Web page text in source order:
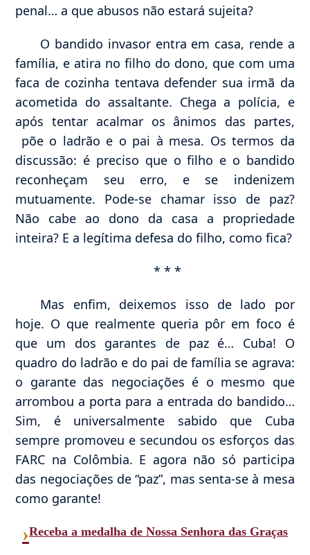
penal… a que abusos não estará sujeita?
O bandido invasor entra em casa, rende a
família, e atira no filho do dono, que com uma
faca de cozinha tentava defender sua irmã da
acometida do assaltante. Chega a polícia, e
após tentar acalmar os ânimos das partes,
põe o ladrão e o pai à mesa. Os termos da
discussão: é preciso que o filho e o bandido
reconheçam seu erro, e se indenizem
mutuamente. Pode-se chamar isso de paz?
Não cabe ao dono da casa a propriedade
inteira? E a legítima defesa do filho, como fica?
* * *
Mas enfim, deixemos isso de lado por
hoje. O que realmente queria pôr em foco é
que um dos garantes de paz é… Cuba! O
quadro do ladrão e do pai de família se agrava:
o garante das negociações é o mesmo que
arrombou a porta para a entrada do bandido…
Sim, é universalmente sabido que Cuba
sempre promoveu e secundou os esforços das
FARC na Colômbia. E agora não só participa
das negociações de “paz”, mas senta-se à mesa
como garante!
›Receba a medalha de Nossa Senhora das Graças